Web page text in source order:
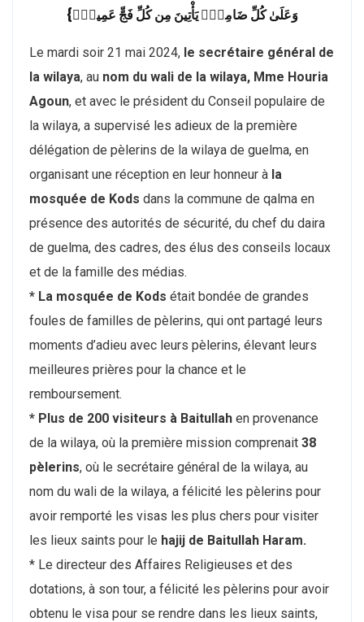
وَعَلَىٰ كُلِّ ضَامِرٍۢ يَأْتِينَ مِن كُلِّ فَجٍّ عَمِيقٍۢ}
Le mardi soir 21 mai 2024, le secrétaire général de
la wilaya, au nom du wali de la wilaya, Mme Houria
Agoun, et avec le président du Conseil populaire de
la wilaya, a supervisé les adieux de la première
délégation de pèlerins de la wilaya de guelma, en
organisant une réception en leur honneur à la
mosquée de Kods dans la commune de qalma en
présence des autorités de sécurité, du chef du daira
de guelma, des cadres, des élus des conseils locaux
et de la famille des médias.
* La mosquée de Kods était bondée de grandes
foules de familles de pèlerins, qui ont partagé leurs
moments d’adieu avec leurs pèlerins, élevant leurs
meilleures prières pour la chance et le
remboursement.
* Plus de 200 visiteurs à Baitullah en provenance
de la wilaya, où la première mission comprenait 38
pèlerins, où le secrétaire général de la wilaya, au
nom du wali de la wilaya, a félicité les pèlerins pour
avoir remporté les visas les plus chers pour visiter
les lieux saints pour le hajij de Baitullah Haram.
* Le directeur des Affaires Religieuses et des
dotations, à son tour, a félicité les pèlerins pour avoir
obtenu le visa pour se rendre dans les lieux saints,